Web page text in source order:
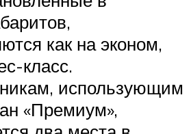
как на эконом,
класс.
использующим
«Премиум»,